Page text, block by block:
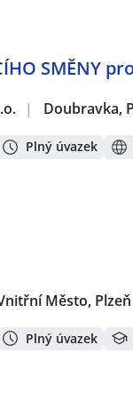
SMĚNY
| Doubravka,
Plný úvazek
Město, Plzeň
Plný úvazek